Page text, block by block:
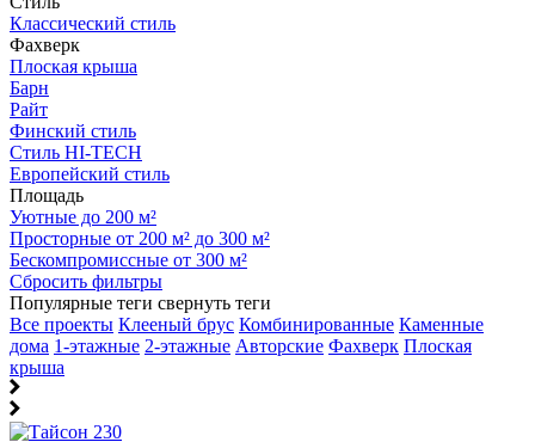
Классический стиль
Фахверк
Плоская крыша
Барн
Райт
Финский стиль
Стиль HI-TECH
Европейский стиль
Площадь
Уютные до 200 м²
Просторные от 200 м² до 300 м²
Бескомпромиссные от 300 м²
Сбросить фильтры
Популярные теги свернуть теги
Все проекты Клееный брус Комбинированные Каменные
дома 1-этажные 2-этажные Авторские Фахверк Плоская
крыша